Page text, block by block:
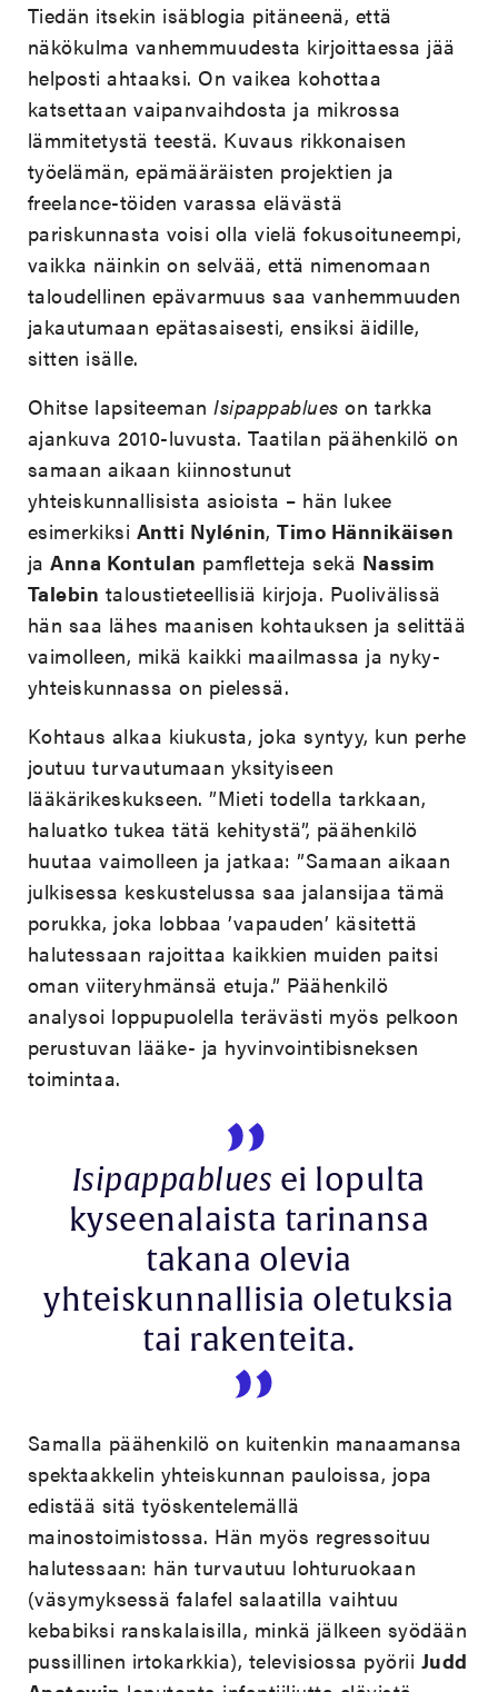
Tiedän itsekin isäblogia pitäneenä, että
näkökulma vanhemmuudesta kirjoittaessa jää
helposti ahtaaksi. On vaikea kohottaa
katsettaan vaipanvaihdosta ja mikrossa
lämmitetystä teestä. Kuvaus rikkonaisen
työelämän, epämääräisten projektien ja
freelance-töiden varassa elävästä
pariskunnasta voisi olla vielä fokusoituneempi,
vaikka näinkin on selvää, että nimenomaan
taloudellinen epävarmuus saa vanhemmuuden
jakautumaan epätasaisesti, ensiksi äidille,
sitten isälle.
Ohitse lapsiteemanIsipappablueson tarkka
ajankuva 2010-luvusta. Taatilan päähenkilö on
samaan aikaan kiinnostunut
yhteiskunnallisista asioista – hän lukee
esimerkiksi Antti Nylénin,Timo Hännikäisen
jaAnna Kontulan pamfletteja sekä Nassim
Talebin taloustieteellisiä kirjoja. Puolivälissä
hän saa lähes maanisen kohtauksen ja selittää
vaimolleen, mikä kaikki maailmassa ja nyky-
yhteiskunnassa on pielessä.
Kohtaus alkaa kiukusta, joka syntyy, kun perhe
joutuu turvautumaan yksityiseen
lääkärikeskukseen. ”Mieti todella tarkkaan,
haluatko tukea tätä kehitystä”, päähenkilö
huutaa vaimolleen ja jatkaa: ”Samaan aikaan
julkisessa keskustelussa saa jalansijaa tämä
porukka, joka lobbaa ’vapauden’ käsitettä
halutessaan rajoittaa kaikkien muiden paitsi
oman viiteryhmänsä etuja.” Päähenkilö
analysoi loppupuolella terävästi myös pelkoon
perustuvan lääke- ja hyvinvointibisneksen
toimintaa.
Isipappablues ei lopulta
kyseenalaista tarinansa
takana olevia
yhteiskunnallisia oletuksia
tai rakenteita.
Samalla päähenkilö on kuitenkin manaamansa
spektaakkelin yhteiskunnan pauloissa, jopa
edistää sitä työskentelemällä
mainostoimistossa. Hän myös regressoituu
halutessaan: hän turvautuu lohturuokaan
(väsymyksessä falafel salaatilla vaihtuu
kebabiksi ranskalaisilla, minkä jälkeen syödään
pussillinen irtokarkkia), televisiossa pyörii Judd